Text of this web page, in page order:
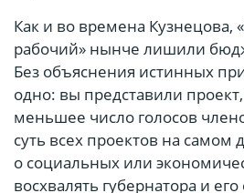
Как и во времена Кузнецова,
рабочий» нынче лишили
Без объяснения истинных
одно: вы представили
меньшее число голосов
суть всех проектов на самом
о социальных или
восхвалять губернатора и